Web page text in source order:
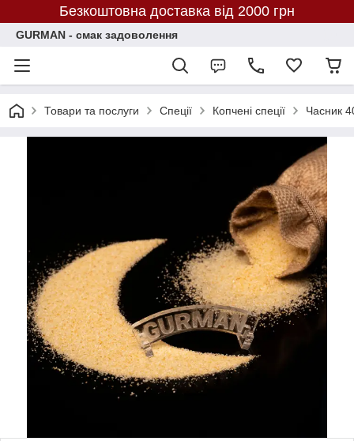
Безкоштовна доставка від 2000 грн
GURMAN - смак задоволення
Товари та послуги Спеції Копчені спеції Часник